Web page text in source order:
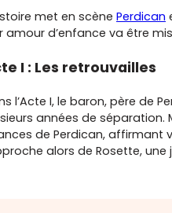
met en scène Perdican
amour d’enfance va être
I : Les retrouvailles
l’Acte I, le baron, père de
années de
de Perdican, affirmant
alors de Rosette, une